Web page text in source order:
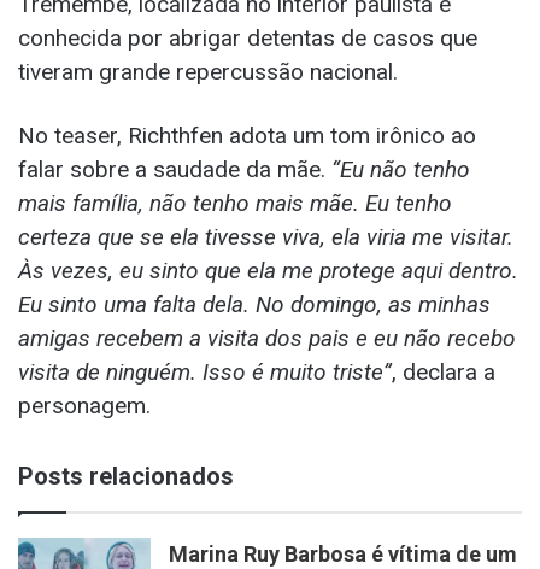
conhecida por abrigar detentas de casos que
tiveram grande repercussão nacional.
No teaser, Richthfen adota um tom irônico ao
falar sobre a saudade da mãe. “Eu não tenho
mais família, não tenho mais mãe. Eu tenho
certeza que se ela tivesse viva, ela viria me visitar.
Às vezes, eu sinto que ela me protege aqui dentro.
Eu sinto uma falta dela. No domingo, as minhas
amigas recebem a visita dos pais e eu não recebo
visita de ninguém. Isso é muito triste”, declara a
personagem.
Posts relacionados
Marina Ruy Barbosa é vítima de um